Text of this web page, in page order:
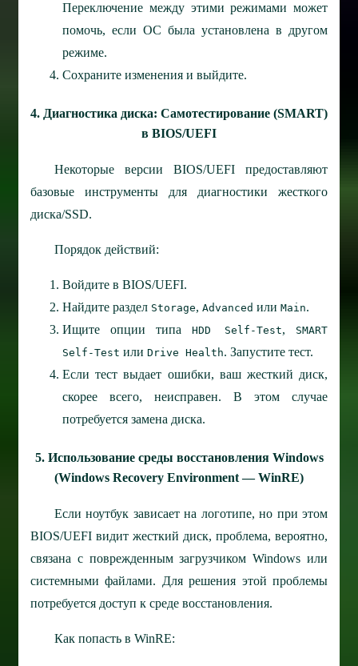
Переключение между этими режимами может
помочь, если ОС была установлена в другом
режиме.
Сохраните изменения и выйдите.
4. Диагностика диска: Самотестирование (SMART)
в BIOS/UEFI
Некоторые версии BIOS/UEFI предоставляют
базовые инструменты для диагностики жесткого
диска/SSD.
Порядок действий:
Войдите в BIOS/UEFI.
Найдите раздел Storage, Advanced или Main.
Ищите опции типа HDD Self-Test,
SMART
Self-Test или Drive Health. Запустите тест.
Если тест выдает ошибки, ваш жесткий диск,
скорее всего, неисправен. В этом случае
потребуется замена диска.
5. Использование среды восстановления Windows
(Windows Recovery Environment — WinRE)
Если ноутбук зависает на логотипе, но при этом
BIOS/UEFI видит жесткий диск, проблема, вероятно,
связана с поврежденным загрузчиком Windows или
системными файлами. Для решения этой проблемы
потребуется доступ к среде восстановления.
Как попасть в WinRE: